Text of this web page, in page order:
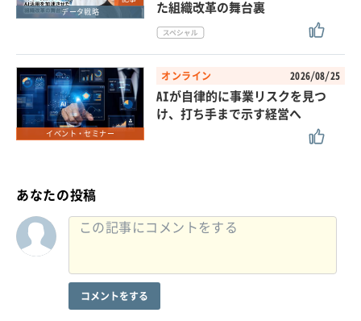
データ戦略
た組織改革の舞台裏
イベント・セミナー
オンライン 2026/08/25
AIが自律的に事業リスクを見つ
け、打ち手まで示す経営へ
あなたの投稿
コメントをする